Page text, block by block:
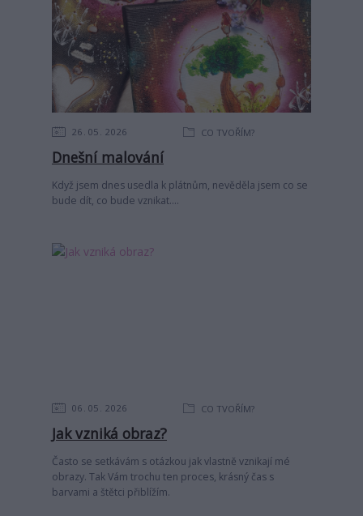
26 05 2026 CO TVOŘÍM?
Dnešní malování
Když jsem dnes usedla k plátnům, nevěděla jsem co se
bude dít, co bude vznikat....
06 05 2026 CO TVOŘÍM?
Jak vzniká obraz?
Často se setkávám s otázkou jak vlastně vznikají mé
obrazy. Tak Vám trochu ten proces, krásný čas s
barvami a štětci přiblížím.